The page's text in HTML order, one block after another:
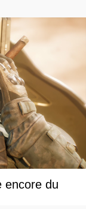
encore du